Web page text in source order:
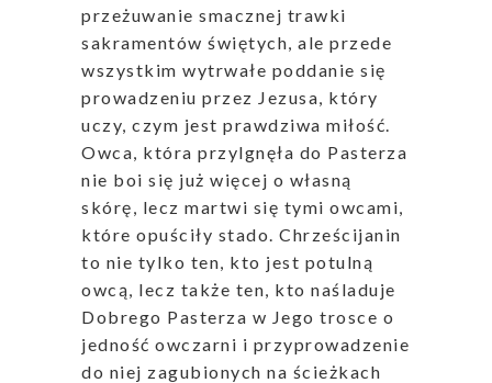
przeżuwanie smacznej trawki
sakramentów świętych, ale przede
wszystkim wytrwałe poddanie się
prowadzeniu przez Jezusa, który
uczy, czym jest prawdziwa miłość.
Owca, która przylgnęła do Pasterza
nie boi się już więcej o własną
skórę, lecz martwi się tymi owcami,
które opuściły stado. Chrześcijanin
to nie tylko ten, kto jest potulną
owcą, lecz także ten, kto naśladuje
Dobrego Pasterza w Jego trosce o
jedność owczarni i przyprowadzenie
do niej zagubionych na ścieżkach